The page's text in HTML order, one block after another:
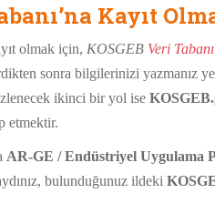
Kayıt
olmak için, KOSGEB Veri
sonra bilgilerinizi yazmanız
ikinci bir yol ise
etmektir.
AR-GE / Endüstriyel Uygulama
bulunduğunuz ildeki